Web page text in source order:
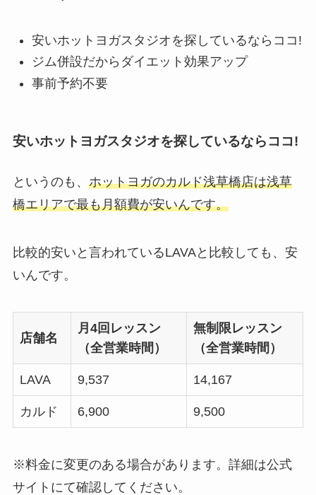
安いホットヨガスタジオを探しているならココ!
ジム併設だからダイエット効果アップ
事前予約不要
安いホットヨガスタジオを探しているならココ!
というのも、 ホットヨガのカルド浅草橋店は浅草
橋エリアで最も月額費が安いんです。
比較的安いと言われているLAVAと比較しても、安
いんです。
店舗名
月4回レッスン
（全営業時間）
無制限レッスン
（全営業時間）
LAVA 9,537 14,167
カルド 6,900 9,500
※料金に変更のある場合があります。詳細は公式
サイトにて確認してください。